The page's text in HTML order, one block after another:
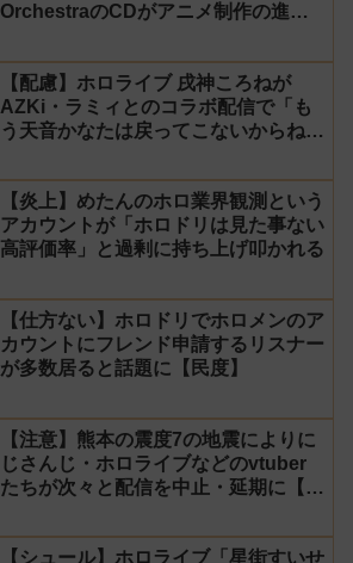
OrchestraのCDがアニメ制作の進行
【配慮】ホロライブ 戌神ころねが
AZKi・ラミィとのコラボ配信で「も
う天音かなたは戻ってこないからね」
【炎上】めたんのホロ業界観測という
アカウントが「ホロドリは見た事ない
高評価率」と過剰に持ち上げ叩かれる
【仕方ない】ホロドリでホロメンのア
カウントにフレンド申請するリスナー
が多数居ると話題に【民度】
【注意】熊本の震度7の地震によりに
じさんじ・ホロライブなどのvtuber
たちが次々と配信を中止・延期に【不
【シュール】ホロライブ「星街すいせ